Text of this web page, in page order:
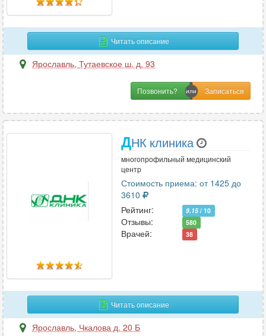
Читать описание
Ярославль, Тутаевское ш. д. 93
Позвонить?
ДНК клиника
многопрофильный медицинский
центр
Стоимость приема: от 1425 до
3610
Рейтинг:
9.15/ 10
Отзывы: 580
Врачей: 38
Читать описание
Ярославль, Чкалова д. 20 Б